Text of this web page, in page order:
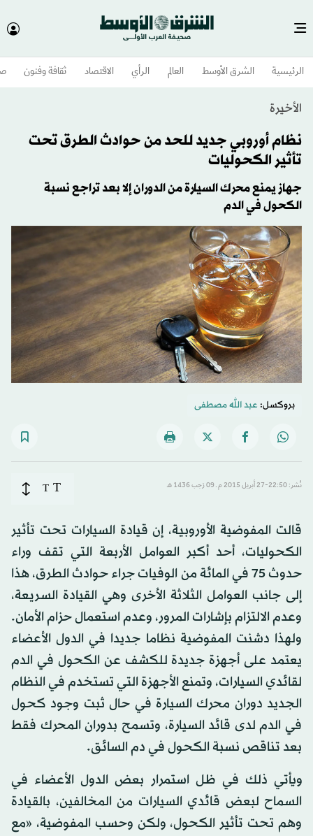
الرئيسية الشرق الأوسط​ العالم الرأي الاقتصاد ثقافة وفنون
الأخيرة
نظام أوروبي جديد للحد من حوادث الطرق تحت
تأثير الكحوليات
جهاز يمنع محرك السيارة من الدوران إلا بعد تراجع نسبة
الكحول في الدم
بروكسل: عبد الله مصطفى
نُشر: 22:50-27 أبريل 2015 م ـ 09 رَجب 1436 هـ T
T
قالت المفوضية الأوروبية، إن قيادة السيارات تحت تأثير
الكحوليات، أحد أكبر العوامل الأربعة التي تقف وراء
حدوث 75 في المائة من الوفيات جراء حوادث الطرق، هذا
إلى جانب العوامل الثلاثة الأخرى وهي القيادة السريعة،
وعدم الالتزام بإشارات المرور، وعدم استعمال حزام الأمان.
ولهذا دشنت المفوضية نظاما جديدا في الدول الأعضاء
يعتمد على أجهزة جديدة للكشف عن الكحول في الدم
لقائدي السيارات، وتمنع الأجهزة التي تستخدم في النظام
الجديد دوران محرك السيارة في حال ثبت وجود كحول
في الدم لدى قائد السيارة، وتسمح بدوران المحرك فقط
بعد تناقص نسبة الكحول في دم السائق.
ويأتي ذلك في ظل استمرار بعض الدول الأعضاء في
السماح لبعض قائدي السيارات من المخالفين، بالقيادة
وهم تحت تأثير الكحول، ولكن وحسب المفوضية، «مع